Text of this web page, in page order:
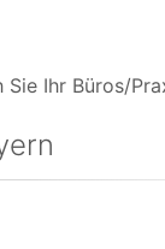
Ihr Büros/